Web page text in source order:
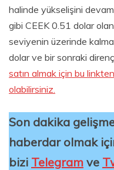
halinde yükselişini
gibi CEEK 0.51 dolar
seviyenin üzerinde
dolar ve bir sonraki
satın almak için bu
olabilirsiniz.
Son dakika
haberdar olmak
bizi Telegram ve